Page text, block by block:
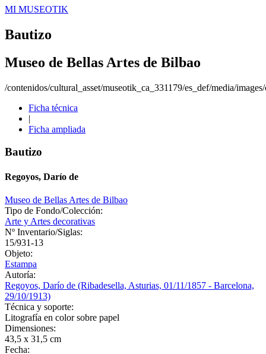
MI MUSEOTIK
Bautizo
Museo de Bellas Artes de Bilbao
/contenidos/cultural_asset/museotik_ca_331179/es_def/media/
Ficha técnica
|
Ficha ampliada
Bautizo
Regoyos, Darío de
Museo de Bellas Artes de Bilbao
Tipo de Fondo/Colección:
Arte y Artes decorativas
Nº Inventario/Siglas:
15/931-13
Objeto:
Estampa
Autoría:
Regoyos, Darío de (Ribadesella, Asturias, 01/11/1857 - Barcelona,
29/10/1913)
Técnica y soporte:
Litografía en color sobre papel
Dimensiones:
43,5 x 31,5 cm
Fecha: